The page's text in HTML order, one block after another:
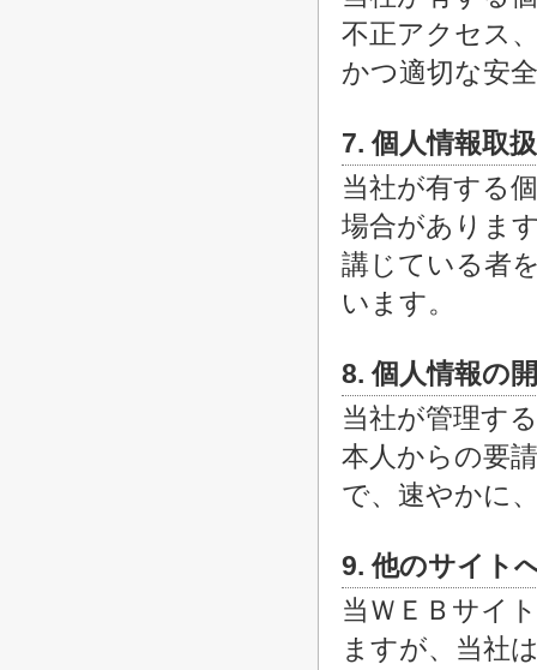
不正アクセス
かつ適切な安
7. 個人情報取
当社が有する
場合がありま
講じている者
います。
8. 個人情報の
当社が管理す
本人からの要
で、速やかに
9. 他のサイト
当ＷＥＢサイ
ますが、当社